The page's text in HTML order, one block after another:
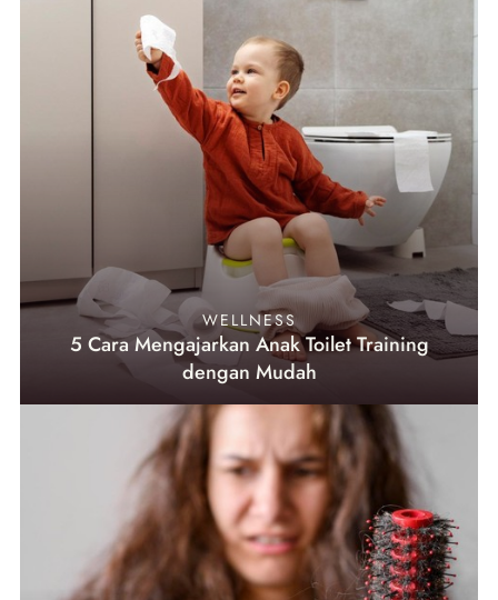
WELLNESS
5 Cara Mengajarkan Anak Toilet Training
dengan Mudah